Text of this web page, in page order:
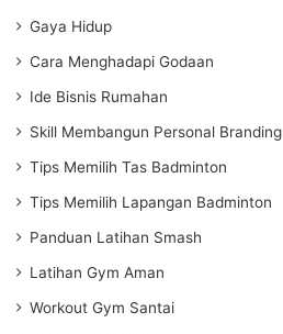
Gaya Hidup
Cara Menghadapi Godaan
Ide Bisnis Rumahan
Skill Membangun Personal Branding
Tips Memilih Tas Badminton
Tips Memilih Lapangan Badminton
Panduan Latihan Smash
Latihan Gym Aman
Workout Gym Santai